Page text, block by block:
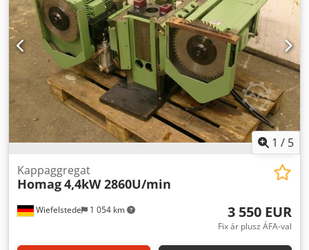
Asztal felülete: 1958 x 295 mm - Asztal vastagsága: 18 mm -
Ár: darabonként - Szám: 2x kapható - Méretek: 1958/295 /
H276 mm - Súly: 208 kg Crjdpfx Amob Uhpasgof
1 / 5
Wiefelstede 1 054 km
Kappaggregat
Homag4,4kW 2860U/min
3 550 EUR
Fix ár plusz ÁFA-val